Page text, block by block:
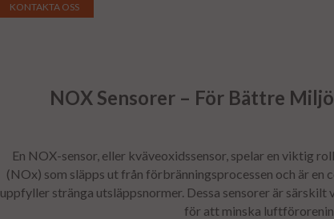
KONTAKTA OSS
NOX Sensorer – För Bättre
En NOX-sensor, eller kväveoxidssensor, spelar en viktig
(NOx) som släpps ut från förbränningsprocessen och är
uppfyller stränga utsläppsnormer. Dessa sensorer är
för att minska